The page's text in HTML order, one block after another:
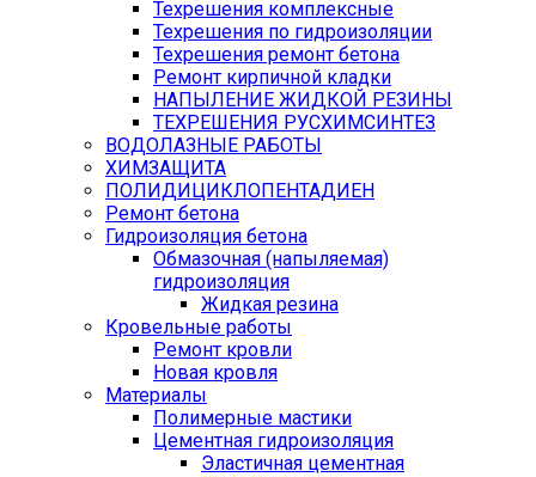
Техрешения комплексные
Техрешения по гидроизоляции
Техрешения ремонт бетона
Ремонт кирпичной кладки
НАПЫЛЕНИЕ ЖИДКОЙ РЕЗИНЫ
ТЕХРЕШЕНИЯ РУСХИМСИНТЕЗ
ВОДОЛАЗНЫЕ РАБОТЫ
ХИМЗАЩИТА
ПОЛИДИЦИКЛОПЕНТАДИЕН
Ремонт бетона
Гидроизоляция бетона
Обмазочная (напыляемая)
гидроизоляция
Жидкая резина
Кровельные работы
Ремонт кровли
Новая кровля
Материалы
Полимерные мастики
Цементная гидроизоляция
Эластичная цементная